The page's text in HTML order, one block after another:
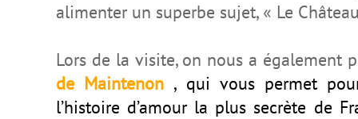
alimenter un superbe sujet, « Le
Lors de la visite, on nous a également
de Maintenon , qui vous permet
l’histoire d’amour la plus secrète de